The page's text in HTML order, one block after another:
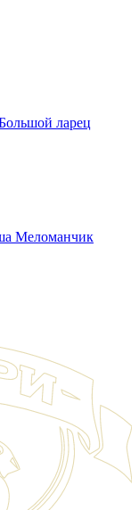
ларец
Меломанчик